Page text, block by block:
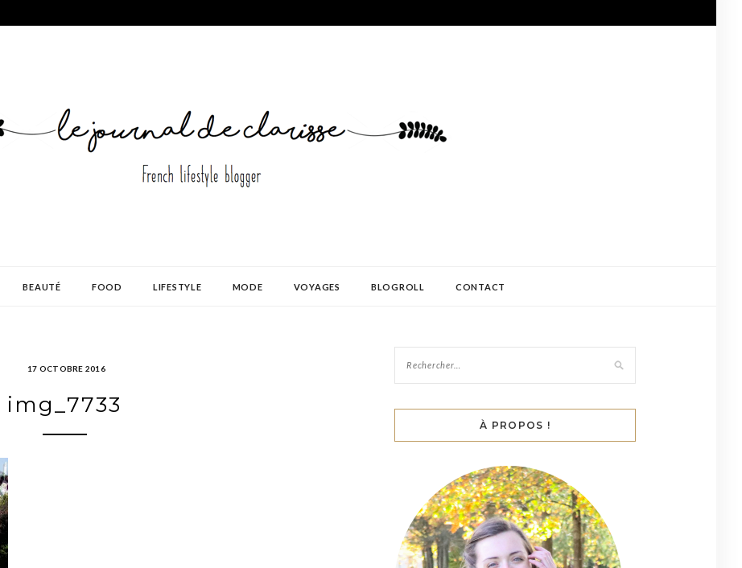
BEAUTÉ FOOD LIFESTYLE MODE VOYAGES BLOGROLL CONTACT
17 OCTOBRE 2016
img_7733
À PROPOS !